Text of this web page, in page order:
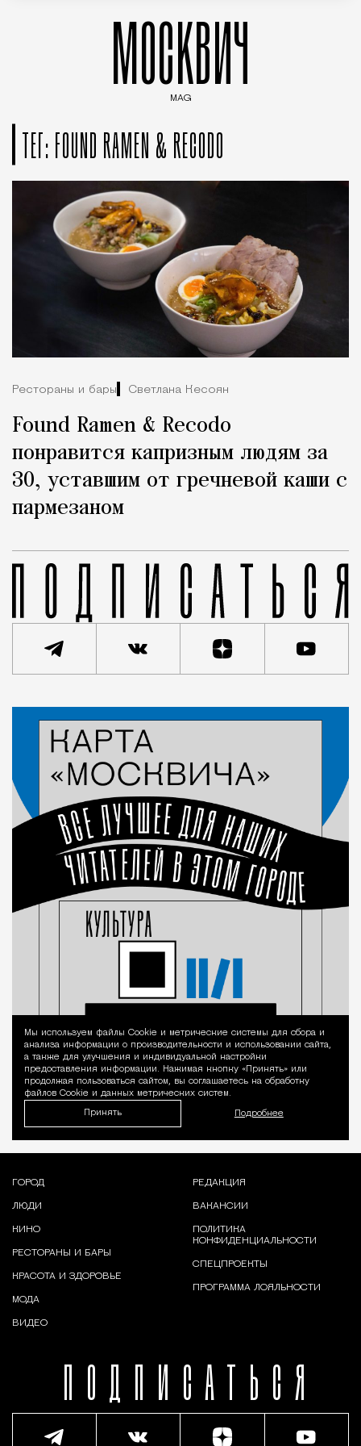
МОСКВИЧ
MAG
ТЕГ: FOUND RAMEN & RECODO
Рестораны и бары Светлана Кесоян
Found Ramen & Recodo
понравится капризным людям за
30, уставшим от гречневой каши с
пармезаном
Уведомление
Мы используем файлы Сookie и метрические системы для сбора и
анализа информации о производительности и использовании сайта,
а также для улучшения и индивидуальной настройки
предоставления информации. Нажимая кнопку «Принять» или
продолжая пользоваться сайтом, вы соглашаетесь на обработку
файлов Cookie и данных метрических систем.
Принять Подробнее
ПОДПИСАТЬСЯ
ГОРОД
ЛЮДИ
КИНО
РЕСТОРАНЫ И БАРЫ
КРАСОТА И ЗДОРОВЬЕ
МОДА
ВИДЕО
РЕДАКЦИЯ
ВАКАНСИИ
ПОЛИТИКА
КОНФИДЕНЦИАЛЬНОСТИ
СПЕЦПРОЕКТЫ
ПРОГРАММА ЛОЯЛЬНОСТИ